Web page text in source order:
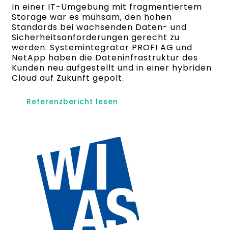
In einer IT-Umgebung mit fragmentiertem
Storage war es mühsam, den hohen
Standards bei wachsenden Daten- und
Sicherheitsanforderungen gerecht zu
werden. Systemintegrator PROFI AG und
NetApp haben die Dateninfrastruktur des
Kunden neu aufgestellt und in einer hybriden
Cloud auf Zukunft gepolt.
Referenzbericht lesen